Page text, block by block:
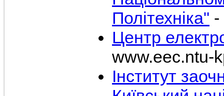
Політехніка" -
Центр
www.eec.ntu-
Інститут